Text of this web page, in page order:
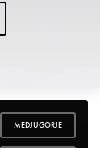
MEDJUGORJE